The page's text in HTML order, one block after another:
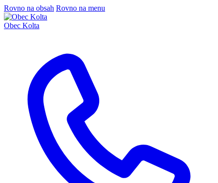
Rovno na obsah Rovno na menu
Obec Kolta